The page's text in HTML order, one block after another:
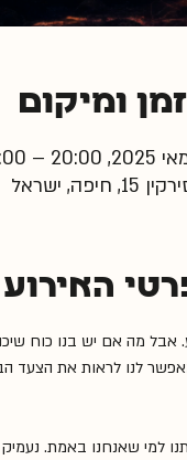
זמן ומיקום
15, חיפה, ישראל
האירוע
אבל מה אם יש בנו כוח
לנו לראות את
למי שאנחנו באמת.